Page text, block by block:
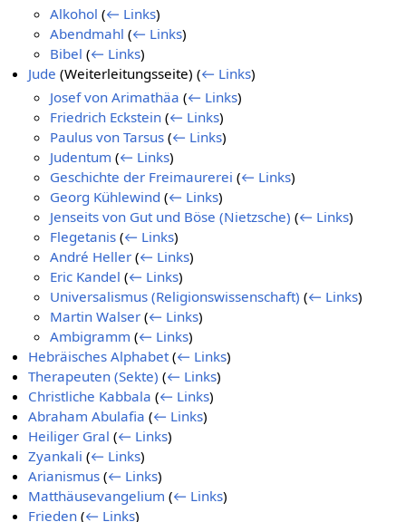
Alkohol (← Links)
Abendmahl (← Links)
Bibel (← Links)
Jude (Weiterleitungsseite)(← Links)
Josef von Arimathäa (← Links)
Friedrich Eckstein (← Links)
Paulus von Tarsus (← Links)
Judentum (← Links)
Geschichte der Freimaurerei (← Links)
Georg Kühlewind (← Links)
Jenseits von Gut und Böse (Nietzsche) (← Links)
Flegetanis (← Links)
André Heller (← Links)
Eric Kandel (← Links)
Universalismus (Religionswissenschaft) (← Links)
Martin Walser (← Links)
Ambigramm (← Links)
Hebräisches Alphabet (← Links)
Therapeuten (Sekte) (← Links)
Christliche Kabbala (← Links)
Abraham Abulafia (← Links)
Heiliger Gral (← Links)
Zyankali (← Links)
Arianismus (← Links)
Matthäusevangelium (← Links)
Frieden (← Links)